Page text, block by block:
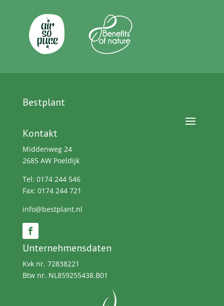
Bestplant
Kontakt
Middenweg 24
2685 AW Poeldijk
Tel: 0174 244 546
Fax: 0174 244 721
info@bestplant.nl
Unternehmensdaten
Kvk nr. 72838221
Btw nr. NL859255438.B01